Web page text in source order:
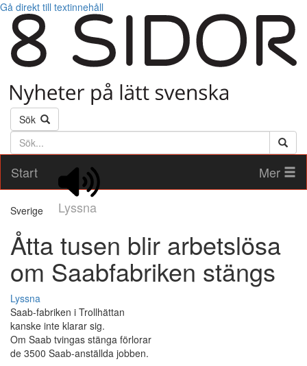
Gå direkt till textinnehåll
Sök
Söktext
Start
Lyssna
Mer
Sverige
Åtta tusen blir arbetslösa
om Saabfabriken stängs
Lyssna
Saab-fabriken i Trollhättan
kanske inte klarar sig.
Om Saab tvingas stänga förlorar
de 3500 Saab-anställda jobben.